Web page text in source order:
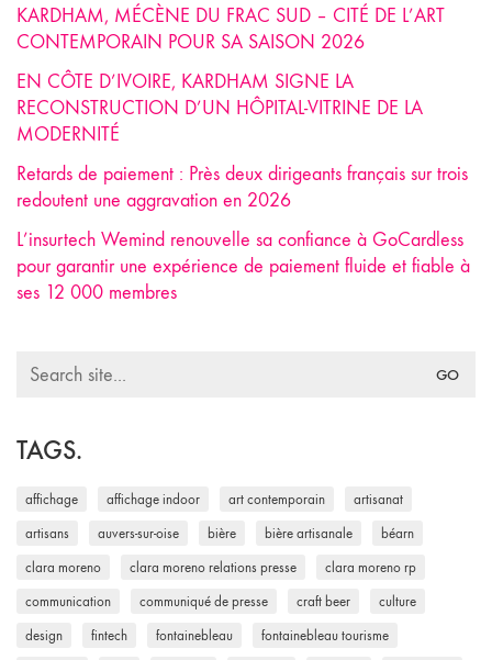
KARDHAM, MÉCÈNE DU FRAC SUD – CITÉ DE L’ART
CONTEMPORAIN POUR SA SAISON 2026
EN CÔTE D’IVOIRE, KARDHAM SIGNE LA
RECONSTRUCTION D’UN HÔPITAL-VITRINE DE LA
MODERNITÉ
Retards de paiement : Près deux dirigeants français sur trois
redoutent une aggravation en 2026
L’insurtech Wemind renouvelle sa confiance à GoCardless
pour garantir une expérience de paiement fluide et fiable à
ses 12 000 membres
Search
TAGS.
affichage affichage indoor art contemporain artisanat
artisans auvers-sur-oise bière bière artisanale béarn
clara moreno clara moreno relations presse clara moreno rp
communication communiqué de presse craft beer culture
design fintech fontainebleau fontainebleau tourisme